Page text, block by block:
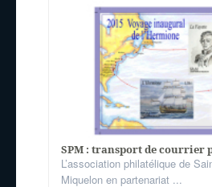
SPM : transport de courrier
L’association philatélique de
Miquelon en partenariat ...